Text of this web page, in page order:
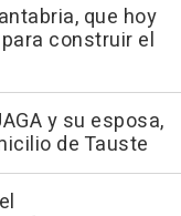
que hoy
construir el
y su esposa,
de Tauste